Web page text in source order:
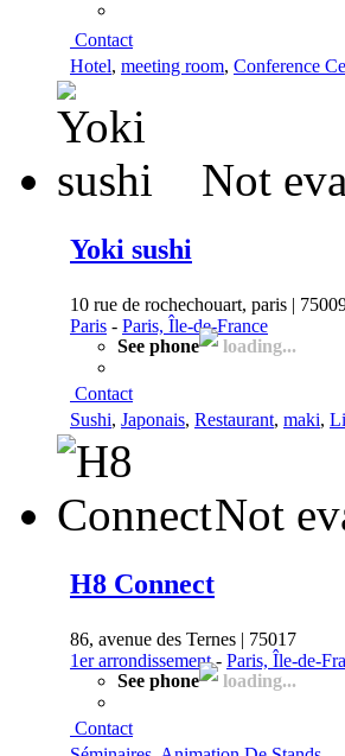
Contact
Hotel, meeting room, Conference
Not
Yoki sushi
10 rue de rochechouart, paris |
Paris - Paris, Île-de-France
See phone
loading...
Contact
Sushi, Japonais, Restaurant, maki,
Not
H8 Connect
86, avenue des Ternes | 75017
1er arrondissement- Paris, Île-de-
See phone
loading...
Contact